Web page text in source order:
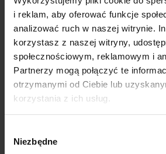
i reklam, aby oferować funkcje
analizować ruch w naszej witrynie.
korzystasz z naszej witryny,
społecznościowym, reklamowym i
Partnerzy mogą połączyć te
otrzymanymi od Ciebie lub
korzystania z ich usług.
zgody
Niezbędne
Ostatnie wpisy
Czy Masz W Portfelu Pożeracza